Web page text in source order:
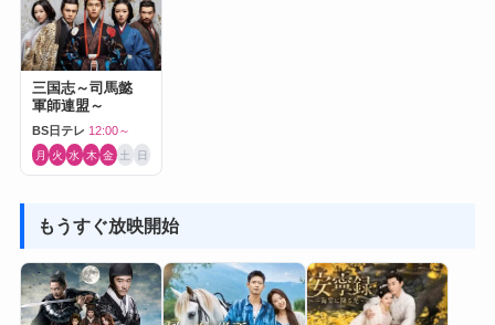
三国志～司馬懿
軍師連盟～
BS日テレ 12:00～
月 火 水 木 金 土 日
もうすぐ放映開始